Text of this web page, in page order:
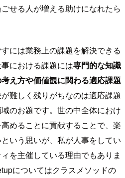
せる人が増える助けになれたら
には業務上の課題を解決できる
における課題には専門的な知識
考え方や価値観に関わる適応課題
難しく残りがちなのは適応課題
のお題です。世の中全体におけ
めることに貢献することで、楽
いう思いが、私が人事をしてい
を主催している理由でもありま
についてはクラスメソッドの